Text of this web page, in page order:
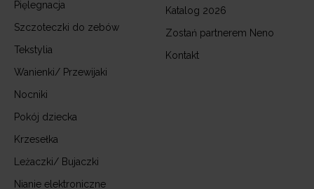
Pięlegnacja
Szczoteczki do zebów
Tekstylia
Wanienki/ Przewijaki
Nocniki
Pokój dziecka
Krzesełka
Leżaczki/ Bujaczki
Nianie elektroniczne
Katalog 2026
Zostań partnerem Neno
Kontakt